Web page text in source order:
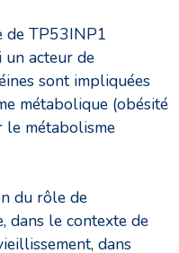
de TP53INP1
un acteur de
sont impliquées
métabolique (obésité
le métabolisme
du rôle de
dans le contexte de
dans